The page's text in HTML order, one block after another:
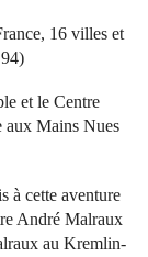
16 villes et
et le Centre
aux Mains Nues
à cette aventure
André Malraux
au Kremlin-